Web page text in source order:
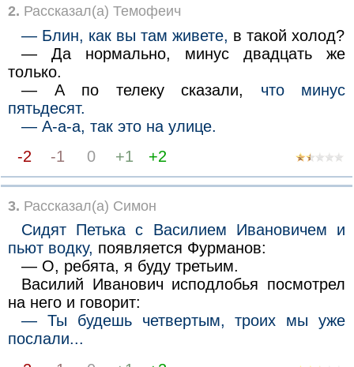
2. Рассказал(а) Темофеич
— Блин, как вы там живете, в такой холод?
— Да нормально, минус двадцать же
только.
— А по телеку сказали, что минус
пятьдесят.
— А-а-а, так это на улице.
-2
-1 0 +1 +2
3. Рассказал(а) Симон
Сидят Петька с Василием Ивановичем и
пьют водку, появляется Фурманов:
— О, ребята, я буду третьим.
Василий Иванович исподлобья посмотрел
на него и говорит:
— Ты будешь четвертым, троих мы уже
послали...